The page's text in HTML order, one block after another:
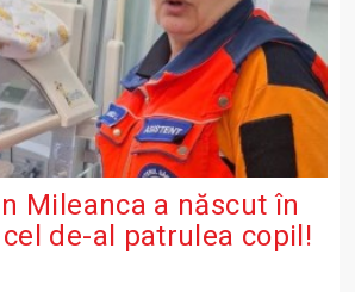
Mileanca a născut în
de-al patrulea copil!